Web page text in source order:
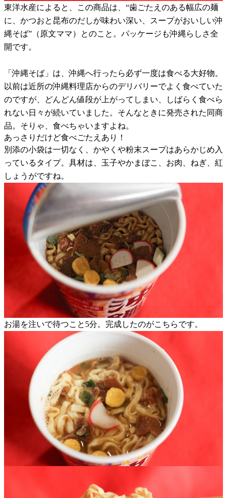
東洋水産によると、この商品は、“歯ごたえのある幅広の麺
に、かつおと昆布のだしが味わい深い、スープがおいしい沖
縄そば”（原文ママ）とのこと。パッケージも沖縄らしさ全
開です。
「沖縄そば」は、沖縄へ行ったら必ず一度は食べる大好物。
以前は近所の沖縄料理店からのデリバリーでよく食べていた
のですが、どんどん値段が上がってしまい、しばらく食べら
れない日々が続いていました。そんなときに発売された同商
品。そりゃ、食べちゃいますよね。
あっさりだけど食べごたえあり！
別添の小袋は一切なく、かやくや粉末スープはあらかじめ入
っているタイプ。具材は、玉子やかまぼこ、お肉、ねぎ、紅
しょうがですね。
お湯を注いで待つこと5分。完成したのがこちらです。